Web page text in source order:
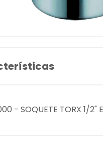
- SOQUETE TORX 1/2"